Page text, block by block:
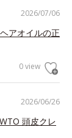
2026/07/06
アオイルの正
0 view
2026/06/26
頭皮クレ